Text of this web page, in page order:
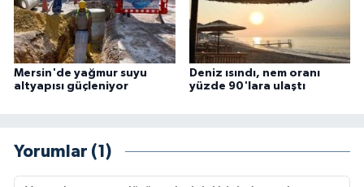
Mersin'de yağmur suyu
altyapısı güçleniyor
Deniz ısındı, nem oranı
yüzde 90'lara ulaştı
Yorumlar (1)